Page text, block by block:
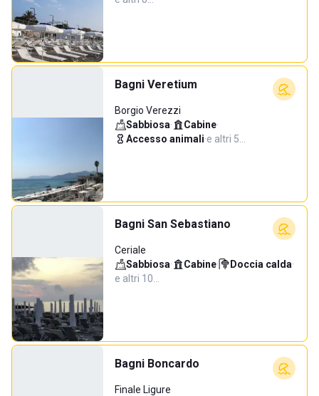
Bagni Veretium
Borgio Verezzi
Sabbiosa· Cabine·
Accesso animali·e altri 5…
Bagni San Sebastiano
Ceriale
Sabbiosa· Cabine· Doccia calda·
e altri 10…
Bagni Boncardo
Finale Ligure